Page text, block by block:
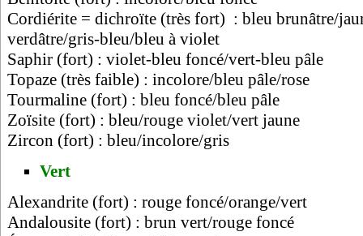
Cordiérite = dichroïte (très fort) : bleu brunâtre/
verdâtre/gris-bleu/bleu à violet
Saphir (fort) : violet-bleu foncé/vert-bleu pâle
Topaze (très faible) : incolore/bleu pâle/rose
Tourmaline (fort) : bleu foncé/bleu pâle
Zoïsite (fort) : bleu/rouge violet/vert jaune
Zircon (fort) : bleu/incolore/gris
Vert
Alexandrite (fort) : rouge foncé/orange/vert
Andalousite (fort) : brun vert/rouge foncé